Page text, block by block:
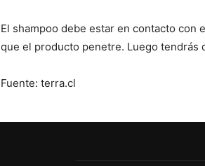
El shampoo debe estar en contacto con
que el producto penetre. Luego tendrás
Fuente: terra.cl